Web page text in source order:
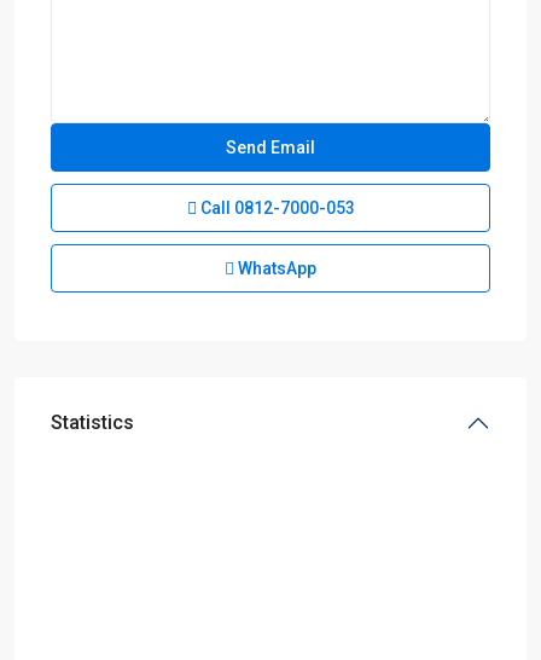
Call 0812-7000-053
WhatsApp
Statistics